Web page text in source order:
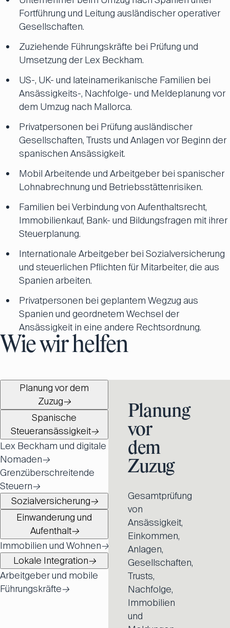
Fortführung und Leitung ausländischer operativer
Gesellschaften.
Zuziehende Führungskräfte bei Prüfung und
Umsetzung der Lex Beckham.
US-, UK- und lateinamerikanische Familien bei
Ansässigkeits-, Nachfolge- und Meldeplanung vor
dem Umzug nach Mallorca.
Privatpersonen bei Prüfung ausländischer
Gesellschaften, Trusts und Anlagen vor Beginn der
spanischen Ansässigkeit.
Mobil Arbeitende und Arbeitgeber bei spanischer
Lohnabrechnung und Betriebsstättenrisiken.
Familien bei Verbindung von Aufenthaltsrecht,
Immobilienkauf, Bank- und Bildungsfragen mit ihrer
Steuerplanung.
Internationale Arbeitgeber bei Sozialversicherung
und steuerlichen Pflichten für Mitarbeiter, die aus
Spanien arbeiten.
Privatpersonen bei geplantem Wegzug aus
Spanien und geordnetem Wechsel der
Ansässigkeit in eine andere Rechtsordnung.
Wie wir helfen
Planung vor dem
Zuzug→
Spanische
Steueransässigkeit→
Lex Beckham und digitale
Nomaden→
Grenzüberschreitende
Steuern→
Sozialversicherung→
Einwanderung und
Aufenthalt→
Immobilien und Wohnen→
Lokale Integration→
Arbeitgeber und mobile
Führungskräfte→
Planung
vor
dem
Zuzug
Gesamtprüfung
von
Ansässigkeit,
Einkommen,
Anlagen,
Gesellschaften,
Trusts,
Nachfolge,
Immobilien
und